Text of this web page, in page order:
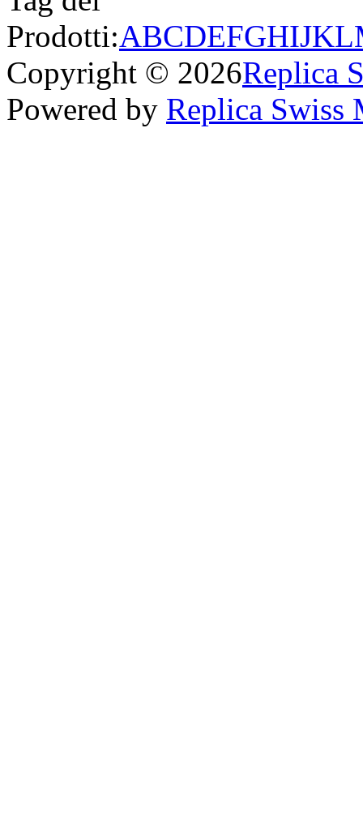
Prodotti:ABCDEFGHIJKL
Copyright © 2026Replica
Powered by Replica Swiss